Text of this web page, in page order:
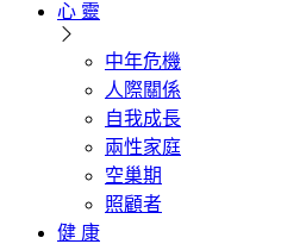
心 靈
中年危機
人際關係
自我成長
兩性家庭
空巢期
照顧者
健 康